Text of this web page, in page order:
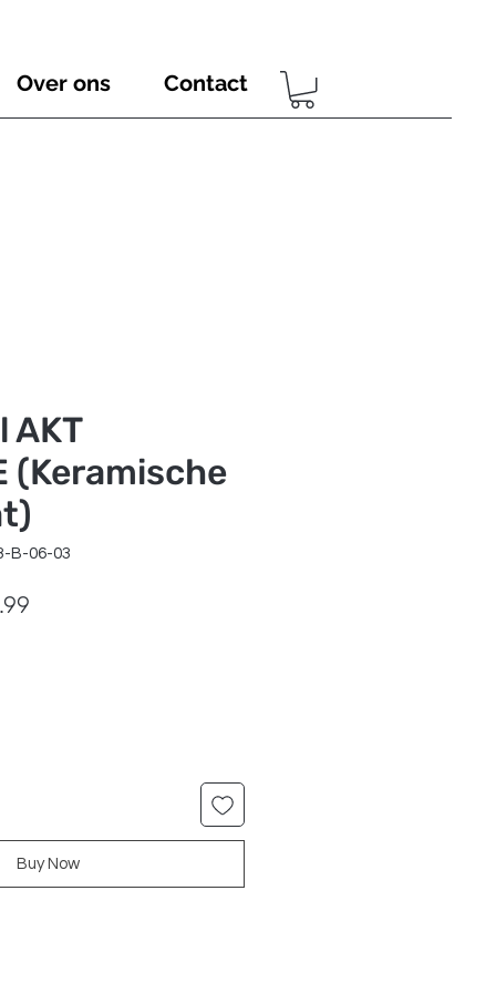
Over ons Contact
AKT
(Keramische
B-06-03
Buy Now